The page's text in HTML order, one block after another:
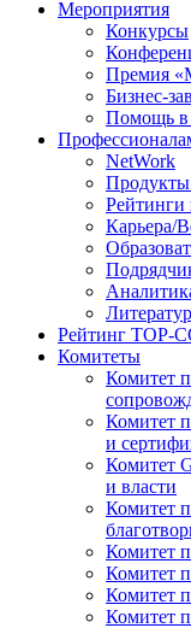
Мероприятия
Конкурсы
Премия
Бизнес-
Помощь в
NetWork
Рейтинги
Карьера/
Рейтинг TOP-
Комитеты
Комитет
Комитет
и
Комитет
и власти
Комитет
Комитет
Комитет
Комитет
Комитет